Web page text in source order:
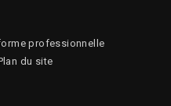
professionnelle
du site